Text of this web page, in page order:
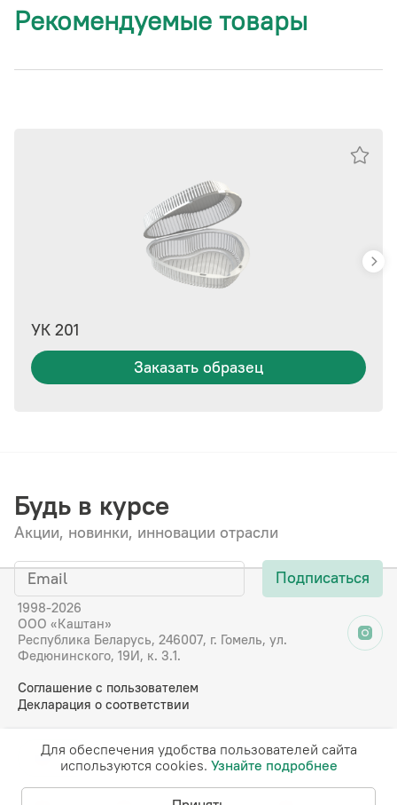
Рекомендуемые товары
УК 201
Заказать образец
Будь в курсе
Акции, новинки, инновации отрасли
Подписаться
1998-2026
ООО «Каштан»
Республика Беларусь, 246007, г. Гомель, ул.
Федюнинского, 19И, к. 3.1.
Соглашение с пользователем
Декларация о соответствии
RU EN DE FR
Для обеспечения удобства пользователей сайта
используются cookies. Узнайте подробнее